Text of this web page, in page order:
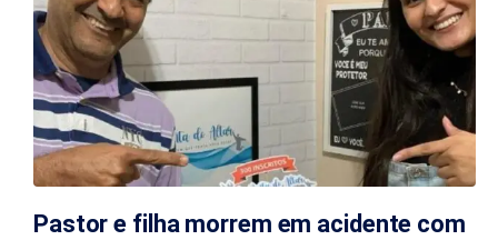
Pastor e filha morrem em acidente com